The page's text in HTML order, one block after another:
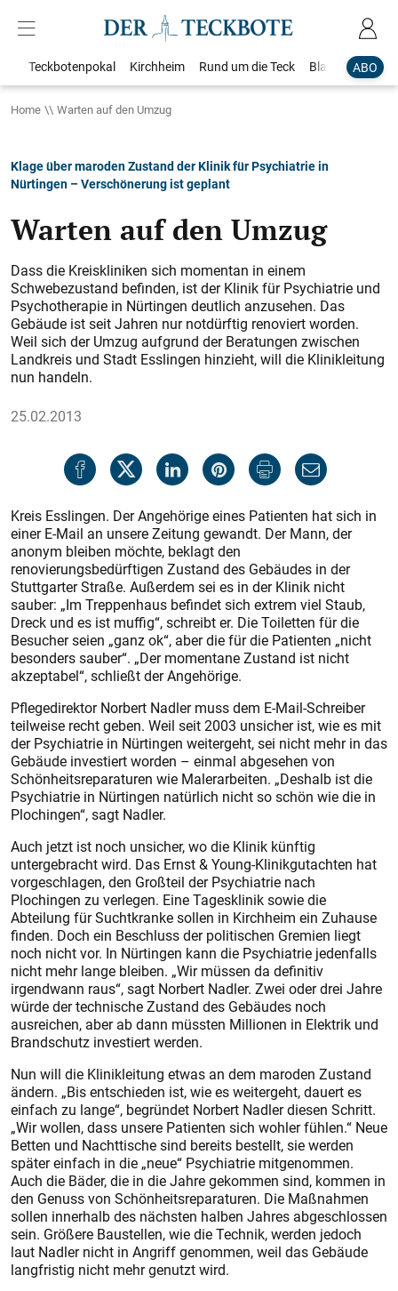
ABO
Teckbotenpokal Kirchheim Rund um die Teck Blaulicht
Home Warten auf den Umzug
Klage über maroden Zustand der Klinik für Psychiatrie in
Nürtingen – Verschönerung ist geplant
Warten auf den Umzug
Dass die Kreiskliniken sich momentan in einem
Schwebezustand befinden, ist der Klinik für Psychiatrie und
Psychotherapie in Nürtingen deutlich anzusehen. Das
Gebäude ist seit Jahren nur notdürftig renoviert worden.
Weil sich der Umzug aufgrund der Beratungen zwischen
Landkreis und Stadt Esslingen hinzieht, will die Klinikleitung
nun handeln.
25.02.2013
Kreis Esslingen. Der Angehörige eines Patienten hat sich in
einer E-Mail an unsere Zeitung gewandt. Der Mann, der
anonym bleiben möchte, beklagt den
renovierungsbedürftigen Zustand des Gebäudes in der
Stuttgarter Straße. Außerdem sei es in der Klinik nicht
sauber: „Im Treppenhaus befindet sich extrem viel Staub,
Dreck und es ist muffig“, schreibt er. Die Toiletten für die
Besucher seien „ganz ok“, aber die für die Patienten „nicht
besonders sauber“. „Der momentane Zustand ist nicht
akzeptabel“, schließt der Angehörige.
Pflegedirektor Norbert Nadler muss dem E-Mail-Schreiber
teilweise recht geben. Weil seit 2003 unsicher ist, wie es mit
der Psychiatrie in Nürtingen weitergeht, sei nicht mehr in das
Gebäude investiert worden – einmal abgesehen von
Schönheitsreparaturen wie Malerarbeiten. „Deshalb ist die
Psychiatrie in Nürtingen natürlich nicht so schön wie die in
Plochingen“, sagt Nadler.
Auch jetzt ist noch unsicher, wo die Klinik künftig
untergebracht wird. Das Ernst & Young-Klinikgutachten hat
vorgeschlagen, den Großteil der Psychiatrie nach
Plochingen zu verlegen. Eine Tagesklinik sowie die
Abteilung für Suchtkranke sollen in Kirchheim ein Zuhause
finden. Doch ein Beschluss der politischen Gremien liegt
noch nicht vor. In Nürtingen kann die Psychiatrie jedenfalls
nicht mehr lange bleiben. „Wir müssen da definitiv
irgendwann raus“, sagt Norbert Nadler. Zwei oder drei Jahre
würde der technische Zustand des Gebäudes noch
ausreichen, aber ab dann müssten Millionen in Elektrik und
Brandschutz investiert werden.
Nun will die Klinikleitung etwas an dem maroden Zustand
ändern. „Bis entschieden ist, wie es weitergeht, dauert es
einfach zu lange“, begründet Norbert Nadler diesen Schritt.
„Wir wollen, dass unsere Patienten sich wohler fühlen.“ Neue
Betten und Nachttische sind bereits bestellt, sie werden
später einfach in die „neue“ Psychiatrie mitgenommen.
Auch die Bäder, die in die Jahre gekommen sind, kommen in
den Genuss von Schönheitsreparaturen. Die Maßnahmen
sollen innerhalb des nächsten halben Jahres abgeschlossen
sein. Größere Baustellen, wie die Technik, werden jedoch
laut Nadler nicht in Angriff genommen, weil das Gebäude
langfristig nicht mehr genutzt wird.